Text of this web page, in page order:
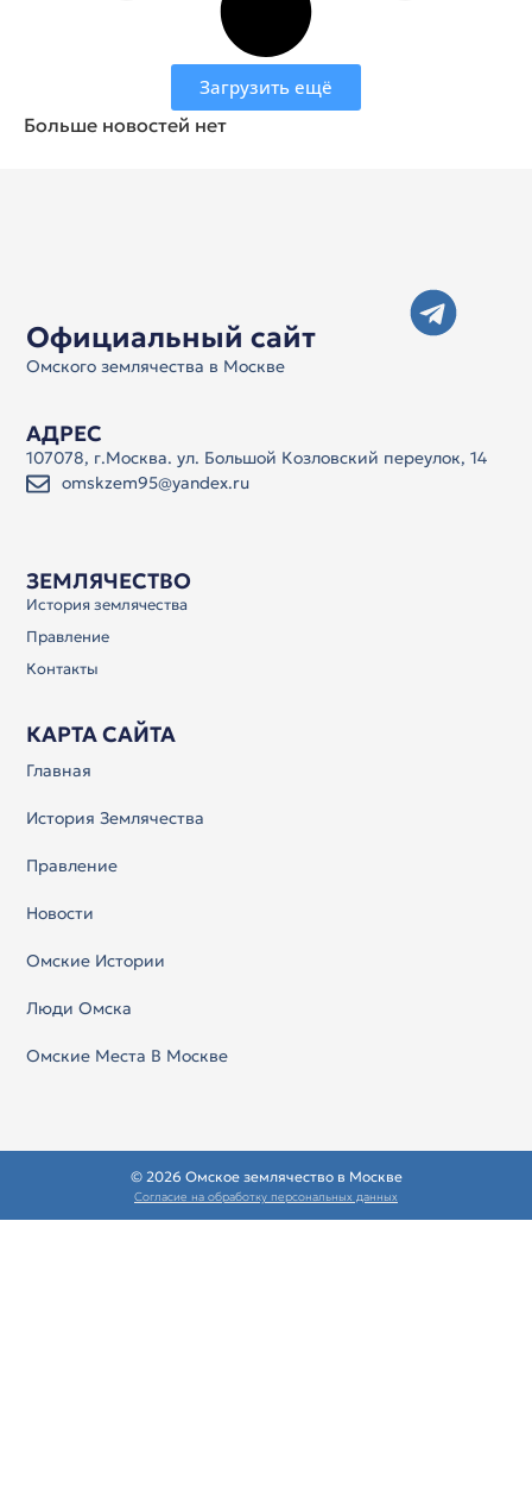
Загрузить ещё
Больше новостей нет
Официальный сайт
Омского землячества в Москве
ЗЕМЛЯЧЕСТВО
История землячества
Правление
Контакты
КАРТА САЙТА
Главная
История Землячества
Правление
Новости
Омские Истории
Люди Омска
Омские Места В Москве
АДРЕС
107078, г.Москва. ул. Большой Козловский переулок, 14
omskzem95@yandex.ru
© 2026 Омское землячество в Москве
Согласие на обработку персональных данных